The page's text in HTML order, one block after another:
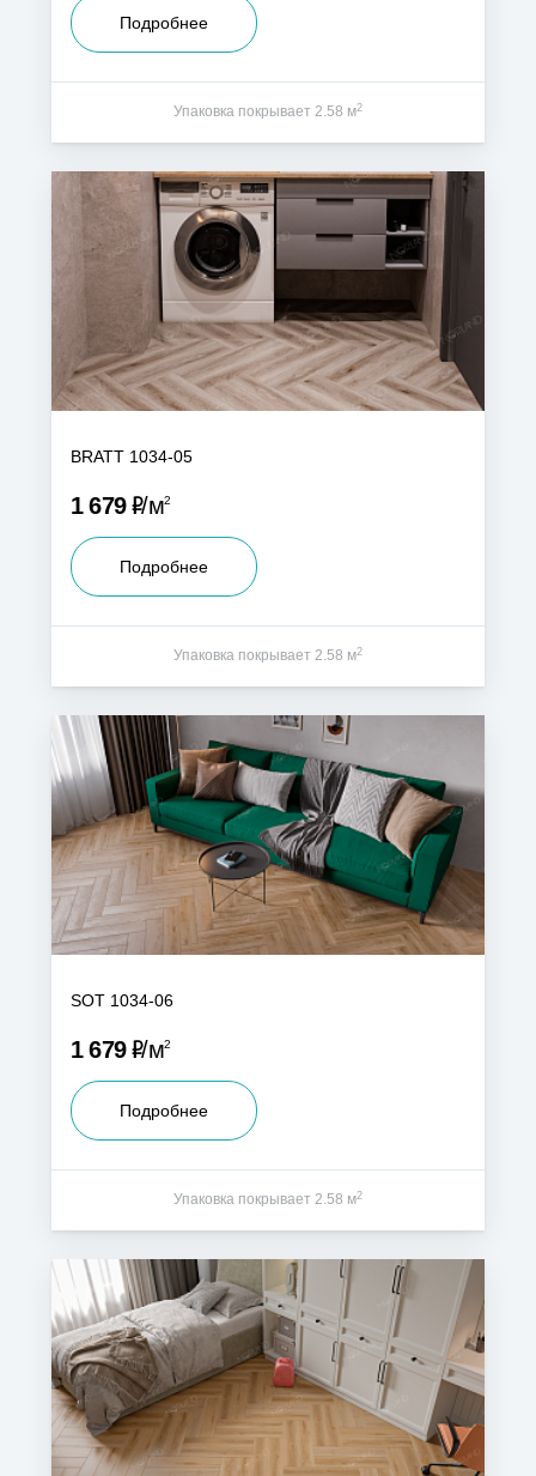
Подробнее
Упаковка покрывает 2.58 м2
BRATT 1034-05
1 679Р м2
Подробнее
Упаковка покрывает 2.58 м2
SOT 1034-06
1 679Р м2
Подробнее
Упаковка покрывает 2.58 м2